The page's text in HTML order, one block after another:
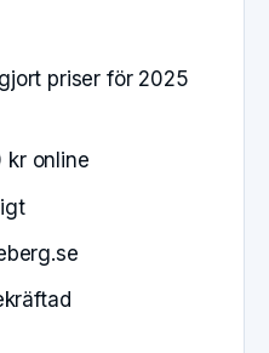
priser för 2025
kr online